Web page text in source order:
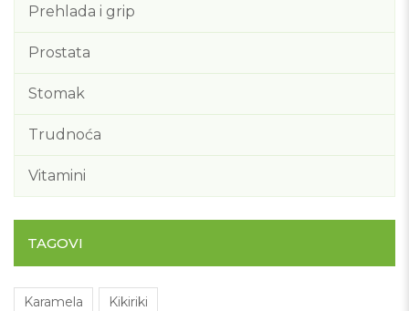
Prehlada i grip
Prostata
Stomak
Trudnoća
Vitamini
TAGOVI
Karamela Kikiriki